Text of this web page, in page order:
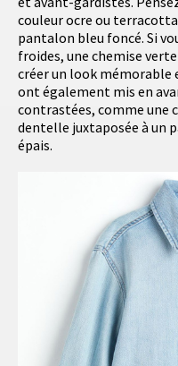
couleur ocre ou
pantalon bleu foncé. Si
froides, une chemise
créer un look mémorable
ont également mis en
contrastées, comme une
dentelle juxtaposée à un
épais.